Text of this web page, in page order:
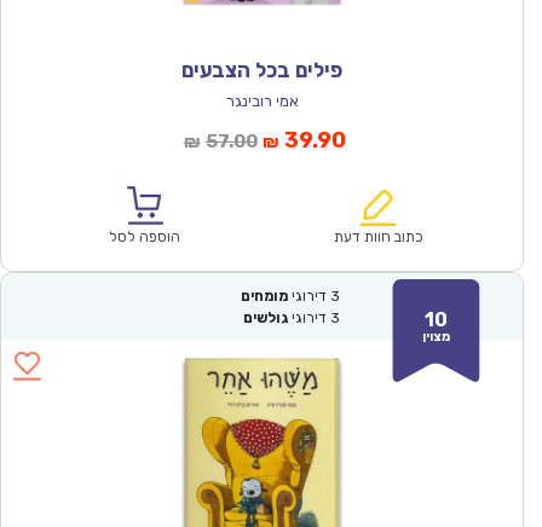
פילים בכל הצבעים
אמי רובינגר
₪ 57.00המחיר
₪57.00.
₪ 39.90המחיר
הוא:
כתוב חוות דעת הוספה לסל
10
מצוין
3 דירוגי מומחים
3 דירוגי גולשים